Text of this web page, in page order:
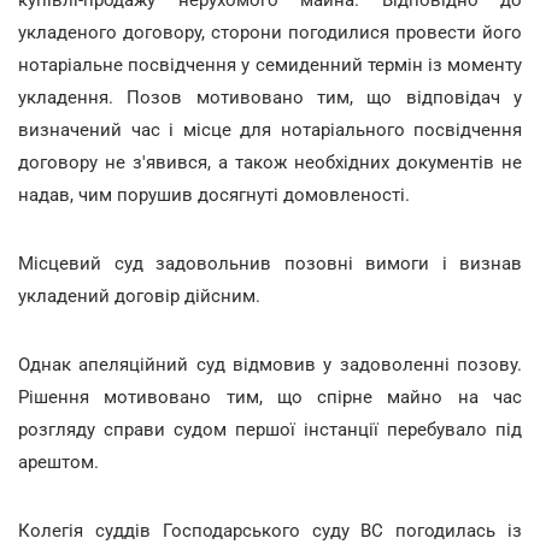
укладеного договору, сторони погодилися провести його
нотаріальне посвідчення у семиденний термін із моменту
укладення. Позов мотивовано тим, що відповідач у
визначений час і місце для нотаріального посвідчення
договору не з'явився, а також необхідних документів не
надав, чим порушив досягнуті домовленості.
Місцевий суд задовольнив позовні вимоги і визнав
укладений договір дійсним.
Однак апеляційний суд відмовив у задоволенні позову.
Рішення мотивовано тим, що спірне майно на час
розгляду справи судом першої інстанції перебувало під
арештом.
Колегія суддів Господарського суду ВС погодилась із